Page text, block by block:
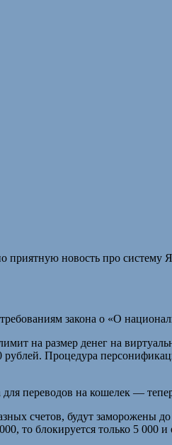
приятную новость про систему
закона о «О
на размер денег на
Процедура
переводов на кошелек —
счетов, будут заморожены
то блокируется только 5 000 и